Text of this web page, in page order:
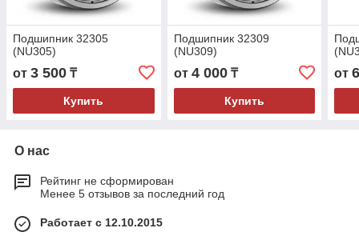
Подшипник 32305
(NU305)
от 3 500 ₸
Купить
Подшипник 32309
(NU309)
от 4 000₸
Купить
от
О нас
Рейтинг не сформирован
Менее 5 отзывов за последний год
Работает с 12.10.2015